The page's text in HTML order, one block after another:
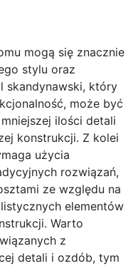
mogą się znacznie
stylu oraz
skandynawski, który
może być
ilości detali
konstrukcji. Z kolei
użycia
rozwiązań,
ze względu na
elementów
Warto
z
detali i ozdób, tym